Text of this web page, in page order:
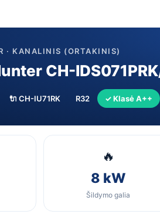
kW
· KANALINIS (ORTAKINIS)
CH-
🔌 CH-IU71RK R32 ✓ Klasė A++
🔥
8 kW
Šildymo galia